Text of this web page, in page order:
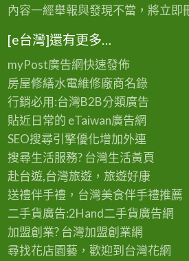
內容一經舉報與發現不當，將立即
[e台灣]還有更多…
myPost廣告網快速發佈
房屋修繕水電維修廠商名錄
行銷必用:台灣B2B分類廣告
貼近日常的 eTaiwan廣告網
SEO搜尋引擎優化增加外連
搜尋生活服務? 台灣生活黃頁
赴台遊,台灣旅遊，旅遊好康
送禮伴手禮，台灣美食伴手禮推薦
二手貨廣告:2Hand二手貨廣告網
加盟創業? 台灣加盟創業網
尋找花店園藝，歡迎到台灣花網